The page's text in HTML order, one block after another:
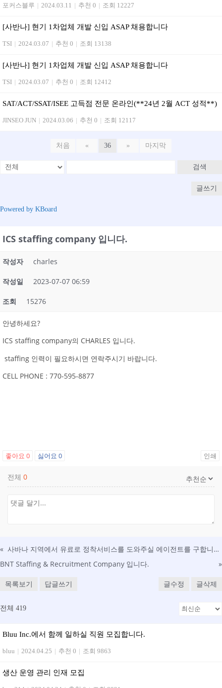
포커스블루 | 2024.03.11 | 추천 0 | 조회 12227
[사반나] 현기 1차업체 개발 신입 ASAP 채용합니다
TSI | 2024.03.07 | 추천 0 | 조회 13138
[사반나] 현기 1차업체 개발 신입 ASAP 채용합니다
TSI | 2024.03.07 | 추천 0 | 조회 12412
SAT/ACT/SSAT/ISEE 고득점 전문 온라인(**24년 2월 ACT 성적**)
JINSEO JUN | 2024.03.06 | 추천 0 | 조회 12117
처음 « 36 » 마지막
검색
글쓰기
Powered by KBoard
ICS staffing company 입니다.
작성자 charles
작성일 2023-07-07 06:59
조회 15276
안녕하세요?
ICS staffing company의 CHARLES 입니다.
staffing 인력이 필요하시면 연락주시기 바랍니다.
CELL PHONE : 770-595-8877
좋아요 0 싫어요 0 인쇄
전체 0
«
사바나 지역에서 유료로 정착서비스를 도와주실 에이전트를 구합니다.
BNT Staffing & Recruitment Company 입니다.
»
목록보기 답글쓰기 글수정 글삭제
전체 419
Bluu Inc.에서 함께 일하실 직원 모집합니다.
bluu | 2024.04.25 | 추천 0 | 조회 9863
생산 운영 관리 인재 모집